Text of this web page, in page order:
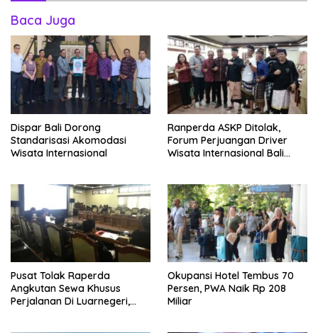
Baca Juga
Dispar Bali Dorong
Standarisasi Akomodasi
Wisata Internasional
Ranperda ASKP Ditolak,
Forum Perjuangan Driver
Wisata Internasional Bali
Pusat Tolak Raperda
Angkutan Sewa Khusus
Perjalanan Di Luarnegeri,
Okupansi Hotel Tembus 70
Persen, PWA Naik Rp 208
Miliar